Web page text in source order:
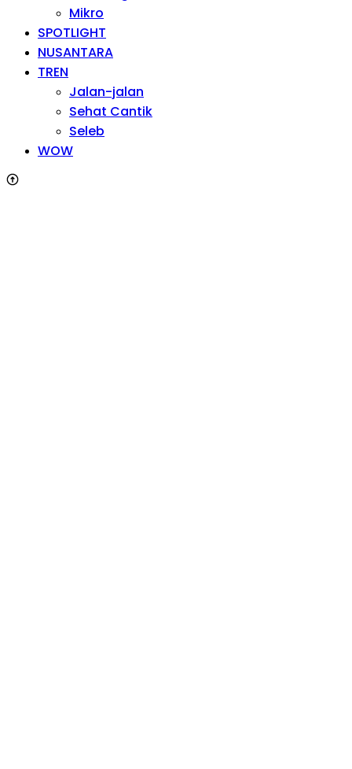
Mikro
SPOTLIGHT
NUSANTARA
TREN
Jalan-jalan
Sehat Cantik
Seleb
WOW